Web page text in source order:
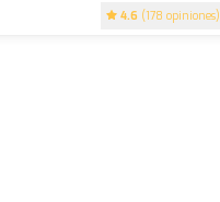
4.6 (178 opiniones)